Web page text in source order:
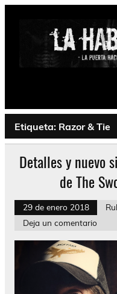
Saltar
Psychedelic, Stoner,
Etiqueta: Razor & Tie
Detalles y nuevo
de The
29 de enero 2018
Deja un comentario